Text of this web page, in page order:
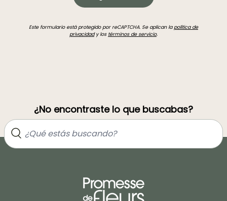
Este formulario está protegido por reCAPTCHA. Se aplican lapolítica de
privacidady los términos de servicio.
¿No encontraste lo que buscabas?